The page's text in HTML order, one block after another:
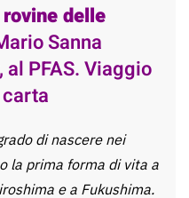
delle
Sanna
al PFAS. Viaggio
di nascere nei
la prima forma di vita a
e a Fukushima.